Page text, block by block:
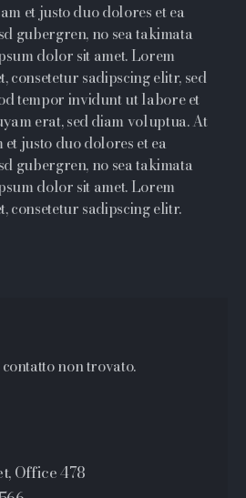
et justo duo dolores et ea
gubergren, no sea takimata
dolor sit amet. Lorem
consetetur sadipscing elitr, sed
tempor invidunt ut labore et
erat, sed diam voluptua. At
et justo duo dolores et ea
gubergren, no sea takimata
dolor sit amet. Lorem
consetetur sadipscing elitr.
non trovato.
Office 478